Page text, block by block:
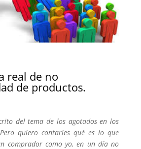
real de no
de productos.
del tema de los agotados en los
quiero contarles qué es lo que
comprador como yo, en un día no